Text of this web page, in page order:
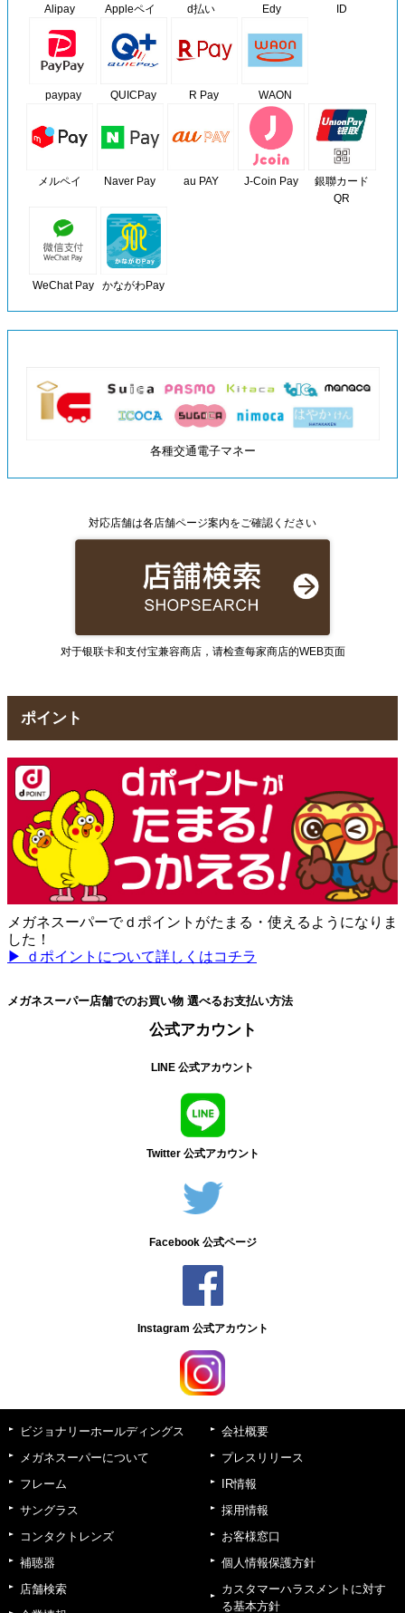
Alipay Appleペイ d払い Edy ID
paypay QUICPay R Pay WAON
メルペイ Naver Pay au PAY J-Coin Pay
銀聯カード
QR
WeChat Pay かながわPay
各種交通電子マネー
対応店舗は各店舗ページ案内をご確認ください
对于银联卡和支付宝兼容商店，请检查每家商店的WEB页面
ポイント
メガネスーパーでｄポイントがたまる・使えるようになりま
した！
▶ ｄポイントについて詳しくはコチラ
メガネスーパー店舗でのお買い物 選べるお支払い方法
公式アカウント
LINE 公式アカウント
Twitter 公式アカウント
Facebook 公式ページ
Instagram 公式アカウント
ビジョナリーホールディングス
メガネスーパーについて
フレーム
サングラス
コンタクトレンズ
補聴器
店舗検索
会社概要
プレスリリース
IR情報
採用情報
お客様窓口
個人情報保護方針
カスタマーハラスメントに対す
る基本方針